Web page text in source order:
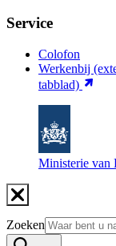
Service
Colofon
Werkenbij
tabblad)
Ministerie van
Zoeken